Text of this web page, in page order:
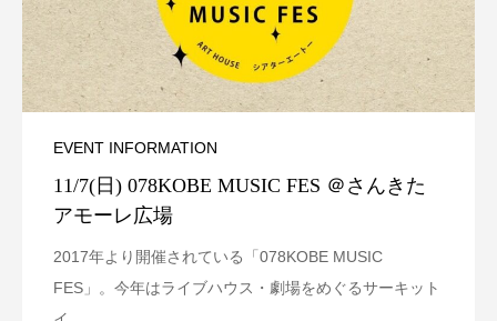
EVENT INFORMATION
11/7(日) 078KOBE MUSIC FES ＠さんきた
アモーレ広場
2017年より開催されている「078KOBE MUSIC
FES」。今年はライブハウス・劇場をめぐるサーキット